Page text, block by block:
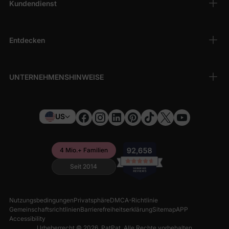
Sie ein reibungsloses Einkaufserlebnis mit sicheren Zahlungen,
Kundendienst
Entdecken
UNTERNEHMENSHINWEISE
US
4 Mio.+ Familien
Seit 2014
NutzungsbedingungenPrivatsphäreDMCA-Richtlinie
GemeinschaftsrichtlinienBarrierefreiheitserklärungSitemapAPP
Accessibility